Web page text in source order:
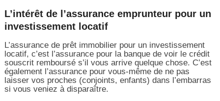
L’intérêt de l’assurance emprunteur pour un
investissement locatif
L’assurance de prêt immobilier pour un investissement
locatif, c’est l’assurance pour la banque de voir le crédit
souscrit remboursé s’il vous arrive quelque chose. C’est
également l’assurance pour vous-même de ne pas
laisser vos proches (conjoints, enfants) dans l’embarras
si vous veniez à disparaître.